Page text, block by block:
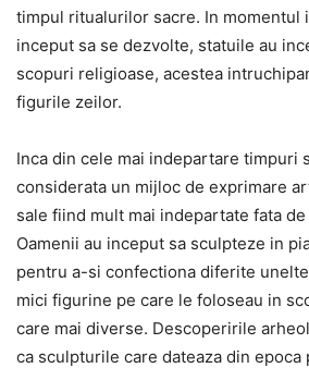
timpul ritualurilor sacre. In momentul
inceput sa se dezvolte, statuile au
scopuri religioase, acestea
figurile zeilor.
Inca din cele mai indepartare timpuri
considerata un mijloc de exprimare
sale fiind mult mai indepartate fata
Oamenii au inceput sa sculpteze in
pentru a-si confectiona diferite
mici figurine pe care le foloseau in
care mai diverse. Descoperirile
ca sculpturile care dateaza din epoca